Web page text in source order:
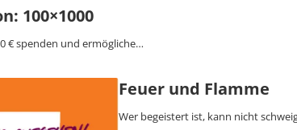
100×1000
€ spenden und ermögliche…
Feuer und Flamme
Wer begeistert ist, kann nicht